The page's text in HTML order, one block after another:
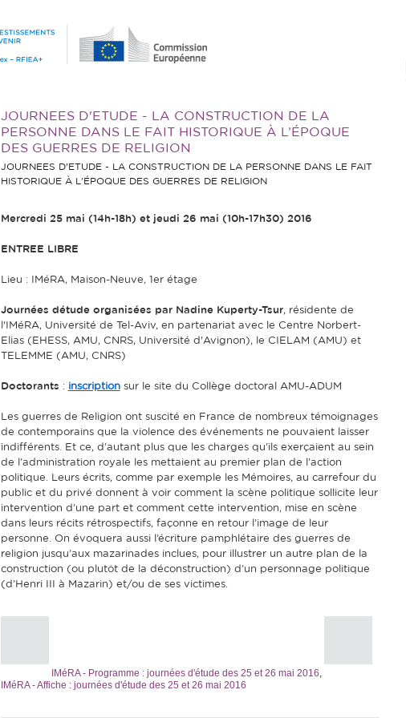
JOURNEES D'ETUDE - LA CONSTRUCTION DE LA
PERSONNE DANS LE FAIT HISTORIQUE À L’ÉPOQUE
DES GUERRES DE RELIGION
JOURNEES D'ETUDE - LA CONSTRUCTION DE LA PERSONNE DANS LE FAIT
HISTORIQUE À L’ÉPOQUE DES GUERRES DE RELIGION
Mercredi 25 mai (14h-18h) et jeudi 26 mai (10h-17h30) 2016
ENTREE LIBRE
Lieu : IMéRA, Maison-Neuve, 1er étage
Journées détude organisées par Nadine Kuperty-Tsur, résidente de
l'IMéRA, Université de Tel-Aviv, en partenariat avec le Centre Norbert-
Elias (EHESS, AMU, CNRS, Université d'Avignon), le CIELAM (AMU) et
TELEMME (AMU, CNRS)
Doctorants : inscriptionsur le site du Collège doctoral AMU-ADUM
Les guerres de Religion ont suscité en France de nombreux témoignages
de contemporains que la violence des événements ne pouvaient laisser
indifférents. Et ce, d’autant plus que les charges qu’ils exerçaient au sein
de l’administration royale les mettaient au premier plan de l’action
politique. Leurs écrits, comme par exemple les Mémoires, au carrefour du
public et du privé donnent à voir comment la scène politique sollicite leur
intervention d’une part et comment cette intervention, mise en scène
dans leurs récits rétrospectifs, façonne en retour l’image de leur
personne. On évoquera aussi l’écriture pamphlétaire des guerres de
religion jusqu’aux mazarinades inclues, pour illustrer un autre plan de la
construction (ou plutôt de la déconstruction) d’un personnage politique
(d’Henri III à Mazarin) et/ou de ses victimes.
IMéRA - Programme : journées d'étude des 25 et 26 mai 2016,
IMéRA - Affiche : journées d'étude des 25 et 26 mai 2016